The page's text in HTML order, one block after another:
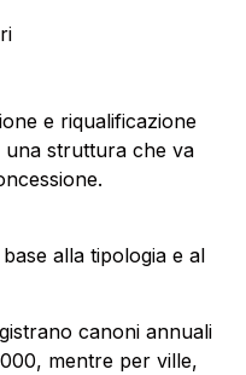
e riqualificazione
una struttura che va
alla tipologia e al
canoni annuali
mentre per ville,